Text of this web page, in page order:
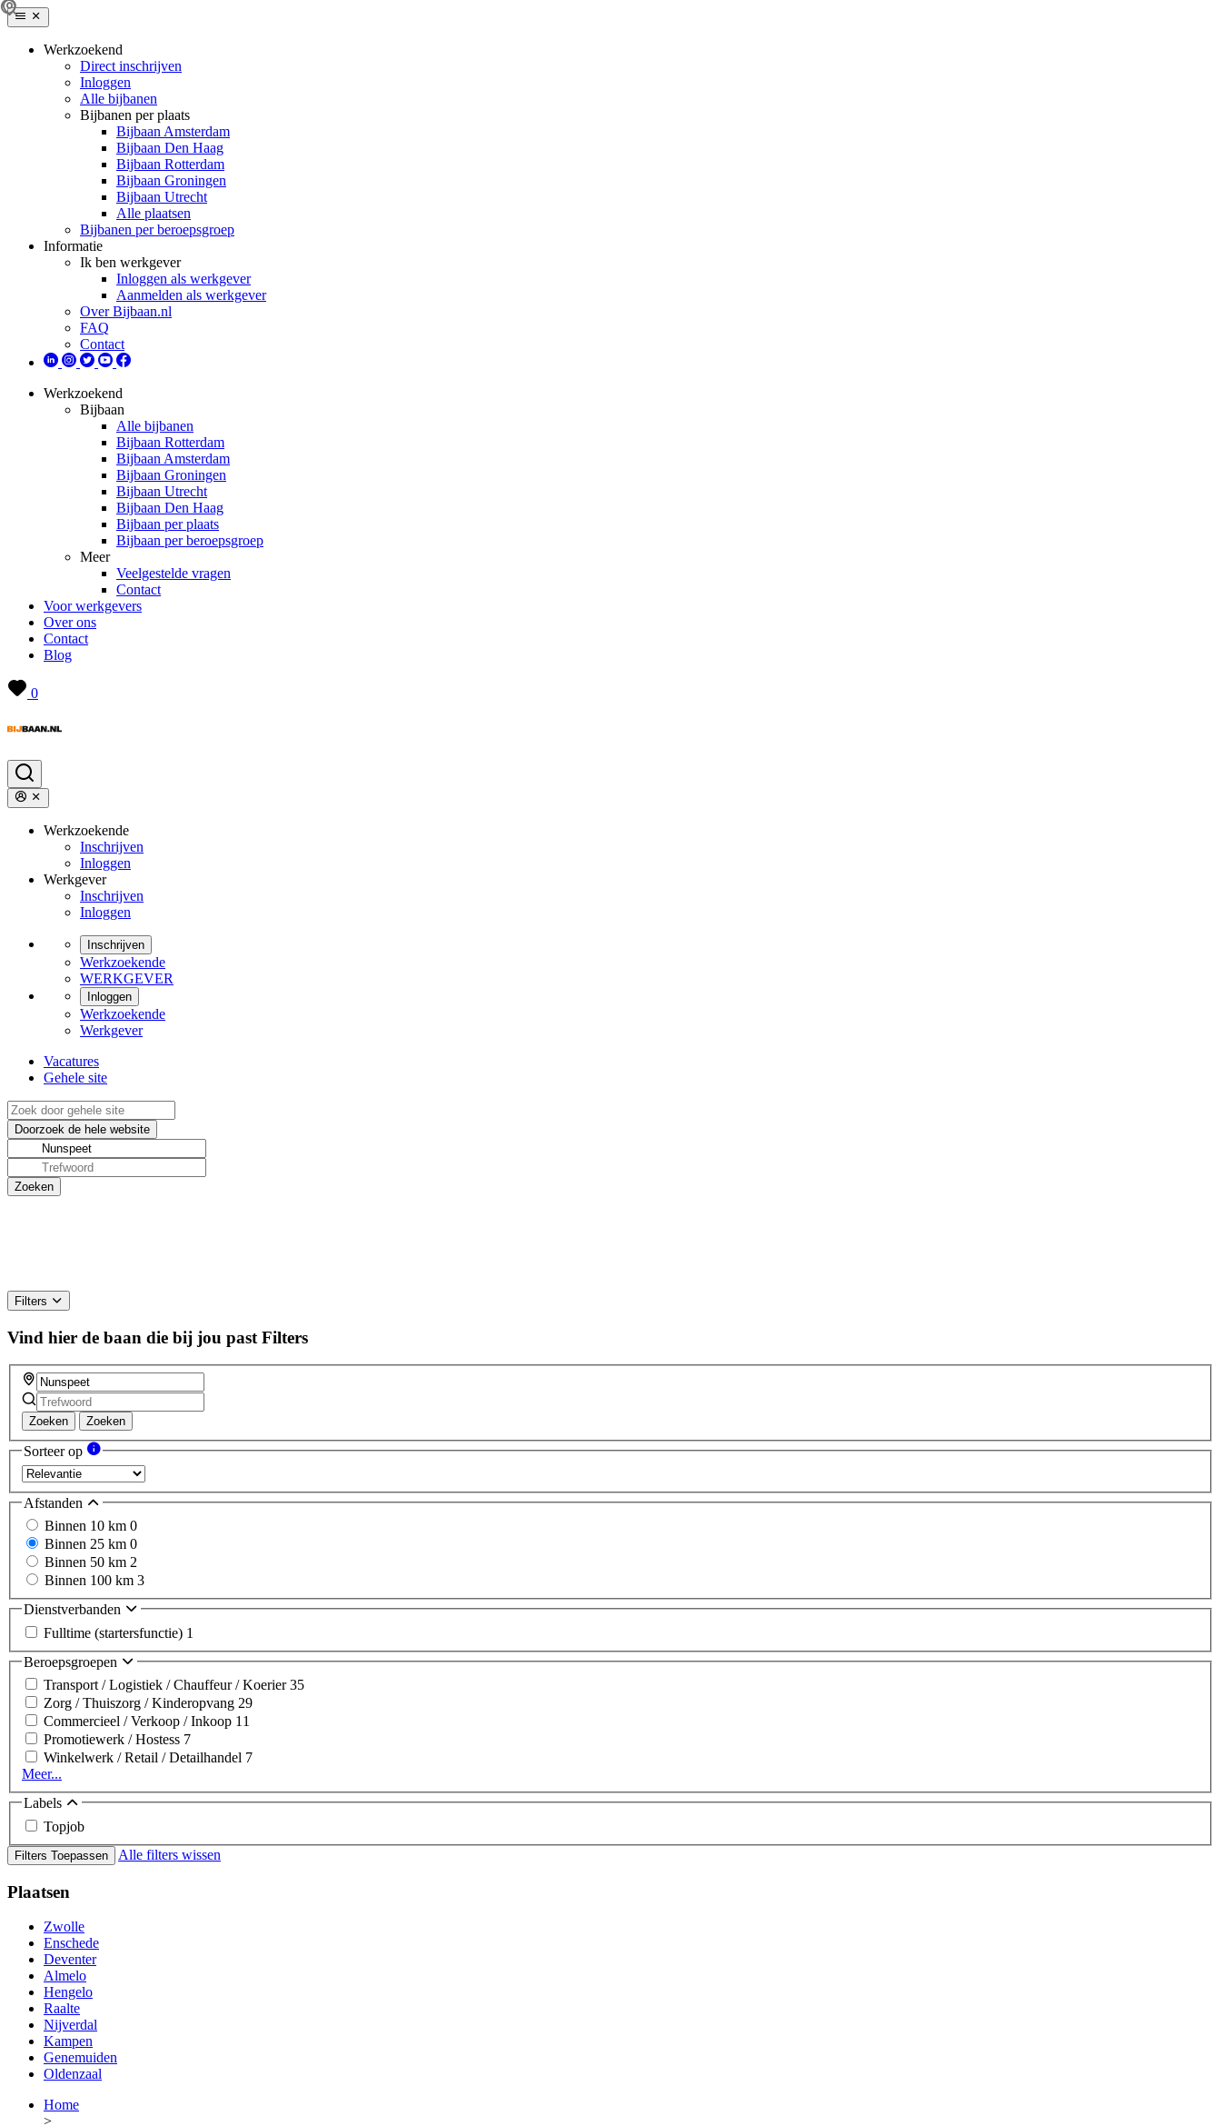
Werkzoekend
Direct inschrijven
Inloggen
Alle bijbanen
Bijbanen per plaats
Bijbaan Amsterdam
Bijbaan Den Haag
Bijbaan Rotterdam
Bijbaan Groningen
Bijbaan Utrecht
Alle plaatsen
Bijbanen per beroepsgroep
Informatie
Ik ben werkgever
Inloggen als werkgever
Aanmelden als werkgever
Over Bijbaan.nl
FAQ
Contact
Werkzoekend
Bijbaan
Alle bijbanen
Bijbaan Rotterdam
Bijbaan Amsterdam
Bijbaan Groningen
Bijbaan Utrecht
Bijbaan Den Haag
Bijbaan per plaats
Bijbaan per beroepsgroep
Meer
Veelgestelde vragen
Contact
Voor werkgevers
Over ons
Contact
Blog
0
Werkzoekende
Inschrijven
Inloggen
Werkgever
Inschrijven
Inloggen
Inschrijven
Werkzoekende
WERKGEVER
Inloggen
Werkzoekende
Werkgever
Vacatures
Gehele site
Filters
Vind hier de baan die bij jou past Filters
Zoeken Zoeken
Sorteer op
Afstanden
Binnen 10 km 0
Binnen 25 km 0
Binnen 50 km 2
Binnen 100 km 3
Dienstverbanden
Fulltime (startersfunctie) 1
Beroepsgroepen
Transport / Logistiek / Chauffeur / Koerier35
Zorg / Thuiszorg / Kinderopvang 29
Commercieel / Verkoop / Inkoop 11
Promotiewerk / Hostess 7
Winkelwerk / Retail / Detailhandel 7
Meer...
Labels
Topjob
Filters Toepassen Alle filters wissen
Plaatsen
Zwolle
Enschede
Deventer
Almelo
Hengelo
Raalte
Nijverdal
Kampen
Genemuiden
Oldenzaal
Home
>